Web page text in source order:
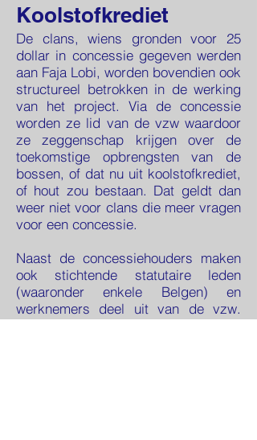
Koolstofkrediet
De clans, wiens gronden voor 25
dollar in concessie gegeven werden
aan Faja Lobi, worden bovendien ook
structureel betrokken in de werking
van het project. Via de concessie
worden ze lid van de vzw waardoor
ze zeggenschap krijgen over de
toekomstige opbrengsten van de
bossen, of dat nu uit koolstofkrediet,
of hout zou bestaan. Dat geldt dan
weer niet voor clans die meer vragen
voor een concessie.
Naast de concessiehouders maken
ook stichtende statutaire leden
(waaronder enkele Belgen) en
werknemers deel uit van de vzw.